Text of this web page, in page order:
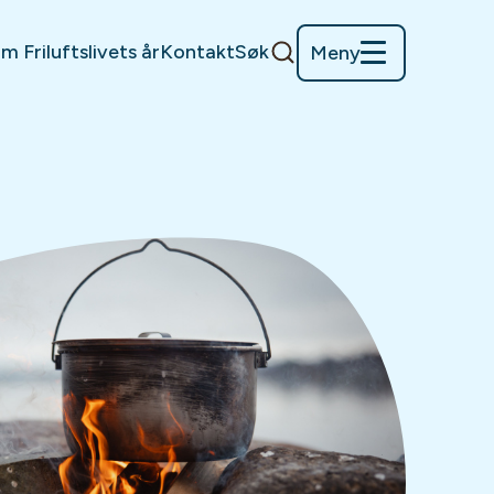
Friluftslivets årKontaktSøk Meny